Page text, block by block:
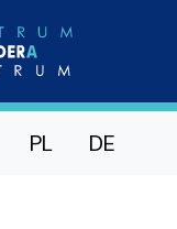
PL DE